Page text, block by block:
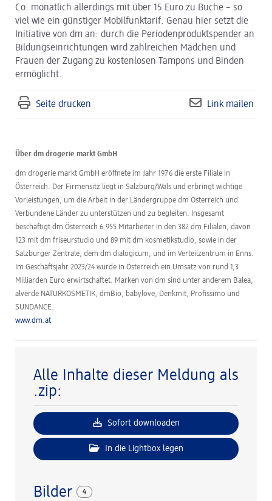
Co. monatlich allerdings mit über 15 Euro zu Buche – so
viel wie ein günstiger Mobilfunktarif. Genau hier setzt die
Initiative von dm an: durch die Periodenproduktspender an
Bildungseinrichtungen wird zahlreichen Mädchen und
Frauen der Zugang zu kostenlosen Tampons und Binden
ermöglicht.
Seite drucken Link mailen
Über dm drogerie markt GmbH
dm drogerie markt GmbH eröffnete im Jahr 1976 die erste Filiale in
Österreich. Der Firmensitz liegt in Salzburg/Wals und erbringt wichtige
Vorleistungen, um die Arbeit in der Ländergruppe dm Österreich und
Verbundene Länder zu unterstützen und zu begleiten. Insgesamt
beschäftigt dm Österreich 6.955 Mitarbeiter in den 382 dm Filialen, davon
123 mit dm friseurstudio und 89 mit dm kosmetikstudio, sowie in der
Salzburger Zentrale, dem dm dialogicum, und im Verteilzentrum in Enns.
Im Geschäftsjahr 2023/24 wurde in Österreich ein Umsatz von rund 1,3
Milliarden Euro erwirtschaftet. Marken von dm sind unter anderem Balea,
alverde NATURKOSMETIK, dmBio, babylove, Denkmit, Profissimo und
SUNDANCE.
www.dm.at
Alle Inhalte dieser Meldung als
.zip:
Sofort downloaden
In die Lightbox legen
Bilder 4